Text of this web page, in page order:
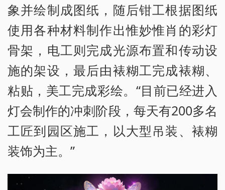
象并绘制成图纸，随后钳工根据图纸
使用各种材料制作出惟妙惟肖的彩灯
骨架，电工则完成光源布置和传动设
施的架设，最后由裱糊工完成裱糊、
粘贴，美工完成彩绘。“目前已经进入
灯会制作的冲刺阶段，每天有200多名
工匠到园区施工，以大型吊装、裱糊
装饰为主。”